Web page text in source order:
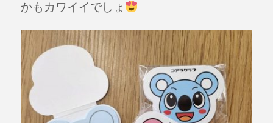
かもカワイイでしょ